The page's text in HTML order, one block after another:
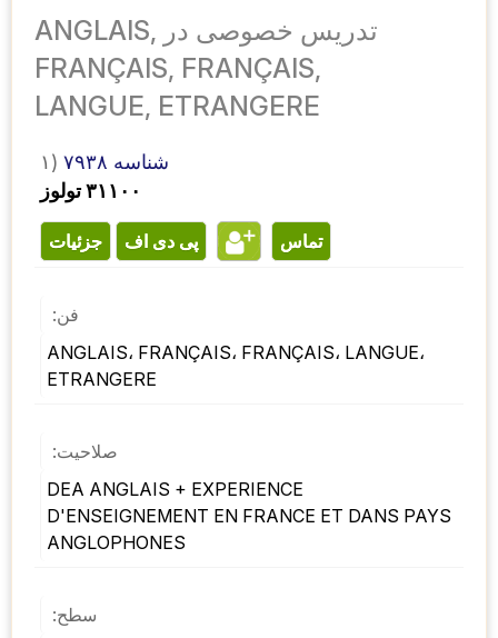
تدریس خصوصی در ANGLAIS,
FRANÇAIS, FRANÇAIS,
LANGUE, ETRANGERE
۱)
شناسه ۷۹۳۸
۳۱۱۰۰ تولوز
جزئیات پی دی اف تماس
فن:
ANGLAIS، FRANÇAIS، FRANÇAIS، LANGUE،
ETRANGERE
صلاحیت:
DEA ANGLAIS + EXPERIENCE
D'ENSEIGNEMENT EN FRANCE ET DANS PAYS
ANGLOPHONES
سطح: